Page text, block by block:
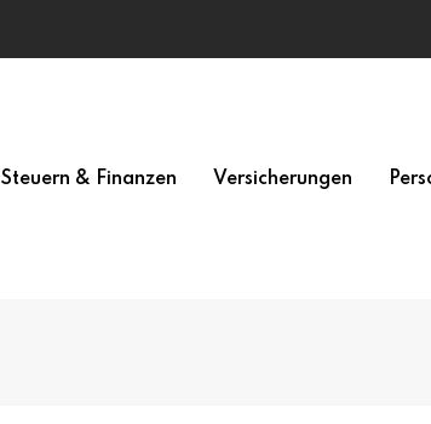
Steuern & Finanzen Versicherungen